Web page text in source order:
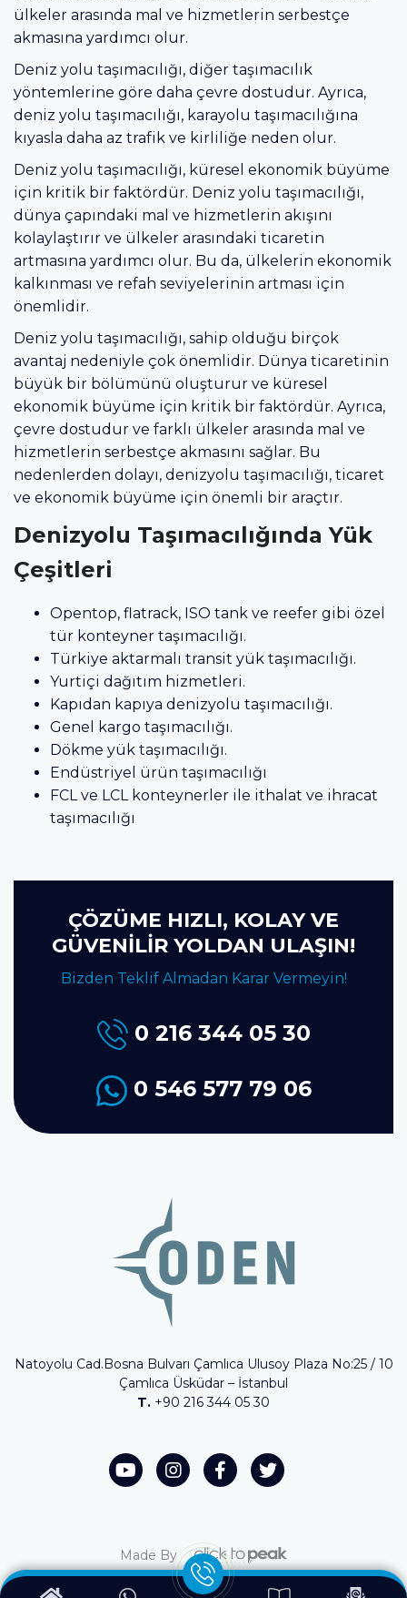
ülkeler arasında mal ve hizmetlerin serbestçe
akmasına yardımcı olur.
Deniz yolu taşımacılığı, diğer taşımacılık
yöntemlerine göre daha çevre dostudur. Ayrıca,
deniz yolu taşımacılığı, karayolu taşımacılığına
kıyasla daha az trafik ve kirliliğe neden olur.
Deniz yolu taşımacılığı, küresel ekonomik büyüme
için kritik bir faktördür. Deniz yolu taşımacılığı,
dünya çapındaki mal ve hizmetlerin akışını
kolaylaştırır ve ülkeler arasındaki ticaretin
artmasına yardımcı olur. Bu da, ülkelerin ekonomik
kalkınması ve refah seviyelerinin artması için
önemlidir.
Deniz yolu taşımacılığı, sahip olduğu birçok
avantaj nedeniyle çok önemlidir. Dünya ticaretinin
büyük bir bölümünü oluşturur ve küresel
ekonomik büyüme için kritik bir faktördür. Ayrıca,
çevre dostudur ve farklı ülkeler arasında mal ve
hizmetlerin serbestçe akmasını sağlar. Bu
nedenlerden dolayı, denizyolu taşımacılığı, ticaret
ve ekonomik büyüme için önemli bir araçtır.
Denizyolu Taşımacılığında Yük
Çeşitleri
Opentop, flatrack, ISO tank ve reefer gibi özel
tür konteyner taşımacılığı.
Türkiye aktarmalı transit yük taşımacılığı.
Yurtiçi dağıtım hizmetleri.
Kapıdan kapıya denizyolu taşımacılığı.
Genel kargo taşımacılığı.
Dökme yük taşımacılığı.
Endüstriyel ürün taşımacılığı
FCL ve LCL konteynerler ile ithalat ve ihracat
taşımacılığı
ÇÖZÜME HIZLI, KOLAY VE
GÜVENİLİR YOLDAN ULAŞIN!
Bizden Teklif Almadan Karar Vermeyin!
0 216 344 05 30
0 546 577 79 06
Natoyolu Cad.Bosna Bulvarı Çamlıca Ulusoy Plaza No:25 / 10
Çamlıca Üsküdar – İstanbul
T. +90 216 344 05 30
Made By